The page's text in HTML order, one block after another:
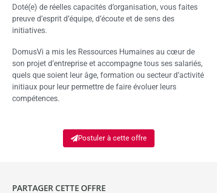
Doté(e) de réelles capacités d’organisation, vous faites
preuve d’esprit d’équipe, d’écoute et de sens des
initiatives.
DomusVi a mis les Ressources Humaines au cœur de
son projet d’entreprise et accompagne tous ses salariés,
quels que soient leur âge, formation ou secteur d’activité
initiaux pour leur permettre de faire évoluer leurs
compétences.
Postuler à cette offre
PARTAGER CETTE OFFRE